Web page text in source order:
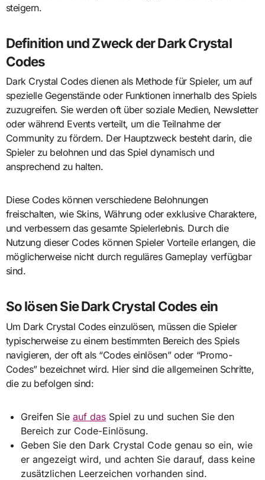
steigern.
Definition und Zweck der Dark Crystal
Codes
Dark Crystal Codes dienen als Methode für Spieler, um auf
spezielle Gegenstände oder Funktionen innerhalb des Spiels
zuzugreifen. Sie werden oft über soziale Medien, Newsletter
oder während Events verteilt, um die Teilnahme der
Community zu fördern. Der Hauptzweck besteht darin, die
Spieler zu belohnen und das Spiel dynamisch und
ansprechend zu halten.
Diese Codes können verschiedene Belohnungen
freischalten, wie Skins, Währung oder exklusive Charaktere,
und verbessern das gesamte Spielerlebnis. Durch die
Nutzung dieser Codes können Spieler Vorteile erlangen, die
möglicherweise nicht durch reguläres Gameplay verfügbar
sind.
So lösen Sie Dark Crystal Codes ein
Um Dark Crystal Codes einzulösen, müssen die Spieler
typischerweise zu einem bestimmten Bereich des Spiels
navigieren, der oft als “Codes einlösen” oder “Promo-
Codes” bezeichnet wird. Hier sind die allgemeinen Schritte,
die zu befolgen sind:
Greifen Sieauf das Spiel zu und suchen Sie den
Bereich zur Code-Einlösung.
Geben Sie den Dark Crystal Code genau so ein, wie
er angezeigt wird, und achten Sie darauf, dass keine
zusätzlichen Leerzeichen vorhanden sind.